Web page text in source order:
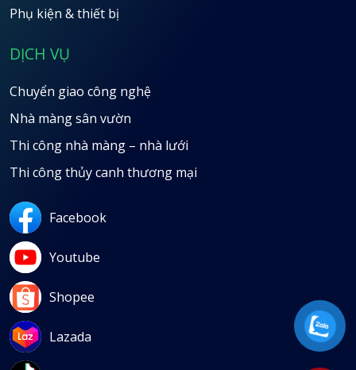
Phụ kiện & thiết bị
DỊCH VỤ
Chuyển giao công nghệ
Nhà màng sân vườn
Thi công nhà màng – nhà lưới
Thi công thủy canh thương mại
Facebook
Youtube
Shopee
Lazada